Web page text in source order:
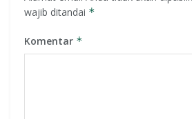
wajib ditandai *
Komentar *